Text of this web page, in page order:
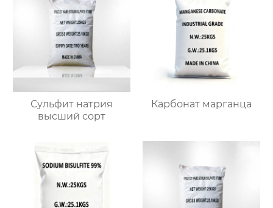
Сульфит натрия
высший сорт
Карбонат марганца